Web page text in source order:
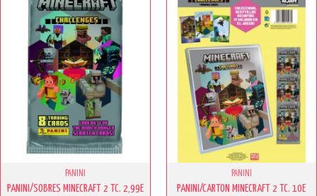
PANINI
PANINI/SOBRES MINECRAFT 2 TC. 2,99E
PANINI
PANINI/CARTON MINECRAFT 2 TC. 10E